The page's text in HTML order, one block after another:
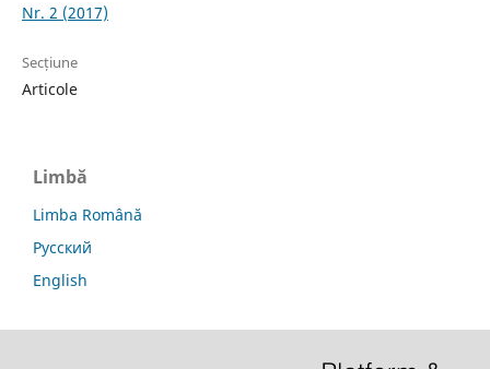
Nr. 2 (2017)
Secțiune
Articole
Limbă
Limba Română
Русский
English